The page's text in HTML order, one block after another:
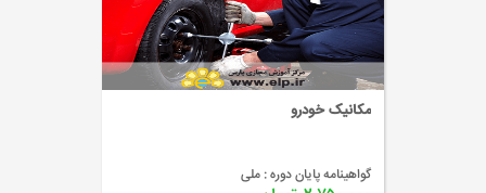
مکانیک خودرو
گواهینامه پایان دوره : ملی